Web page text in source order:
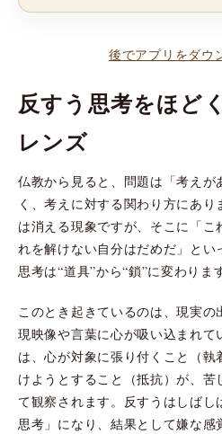
後でアプリをダウ
反すう思考をほど
レンズ
仏教から見ると、問題は「考えが
く、考えに対する関わり方にあ
は消える現象ですが、そこに「こ
れを解けない自分はだめだ」とい
思考は“道具”から“鎖”に変わりま
このとき起きているのは、現実
現映像や言葉に心が吸い込まれて
は、心が対象に張り付くこと（
けようとすること（抵抗）が、苦
て観察されます。反すうはしば
思考」になり、結果として嫌な感